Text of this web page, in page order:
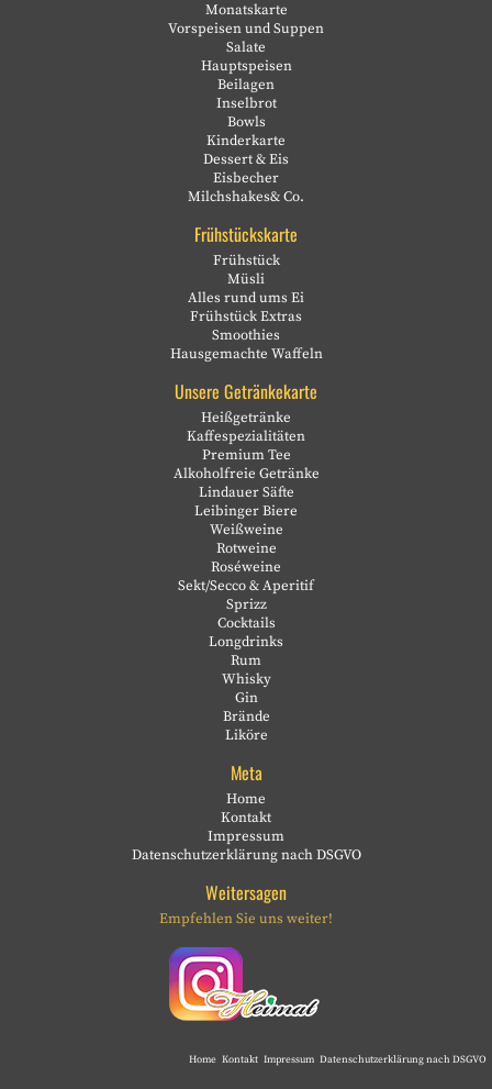
Monatskarte
Vorspeisen und Suppen
Salate
Hauptspeisen
Beilagen
Inselbrot
Bowls
Kinderkarte
Dessert & Eis
Eisbecher
Milchshakes& Co.
Frühstückskarte
Frühstück
Müsli
Alles rund ums Ei
Frühstück Extras
Smoothies
Hausgemachte Waffeln
Unsere Getränkekarte
Heißgetränke
Kaffespezialitäten
Premium Tee
Alkoholfreie Getränke
Lindauer Säfte
Leibinger Biere
Weißweine
Rotweine
Roséweine
Sekt/Secco & Aperitif
Sprizz
Cocktails
Longdrinks
Rum
Whisky
Gin
Brände
Liköre
Meta
Home
Kontakt
Impressum
Datenschutzerklärung nach DSGVO
Weitersagen
Empfehlen Sie uns weiter!
Home Kontakt Impressum Datenschutzerklärung nach DSGVO